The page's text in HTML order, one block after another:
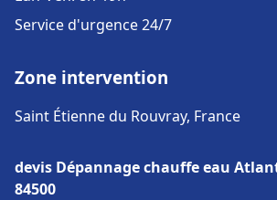
Service d'urgence 24/7
Zone intervention
Saint Étienne du Rouvray, France
devis Dépannage chauffe eau
84500